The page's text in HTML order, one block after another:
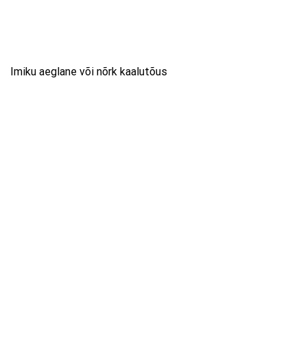
Imiku aeglane või nõrk kaalutõus